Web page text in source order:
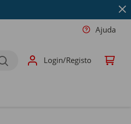
Ajuda
Login/Registo